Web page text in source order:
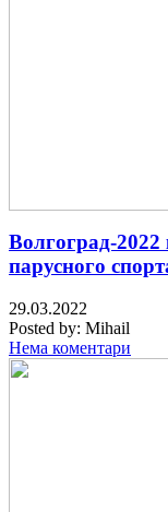
Волгоград-
парусного
29.03.2022
Posted by: Mihail
Нема коментари